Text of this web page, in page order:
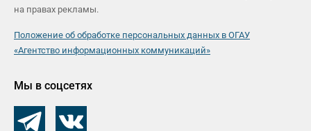
на правах рекламы.
Положение об обработке персональных данных в ОГАУ
«Агентство информационных коммуникаций»
Мы в соцсетях